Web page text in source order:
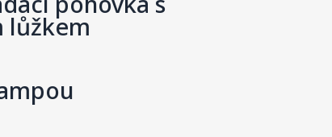
lůžkem